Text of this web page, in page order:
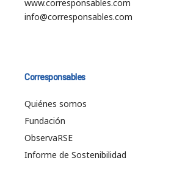
www.corresponsables.com
info@corresponsables.com
Corresponsables
Quiénes somos
Fundación
ObservaRSE
Informe de Sostenibilidad